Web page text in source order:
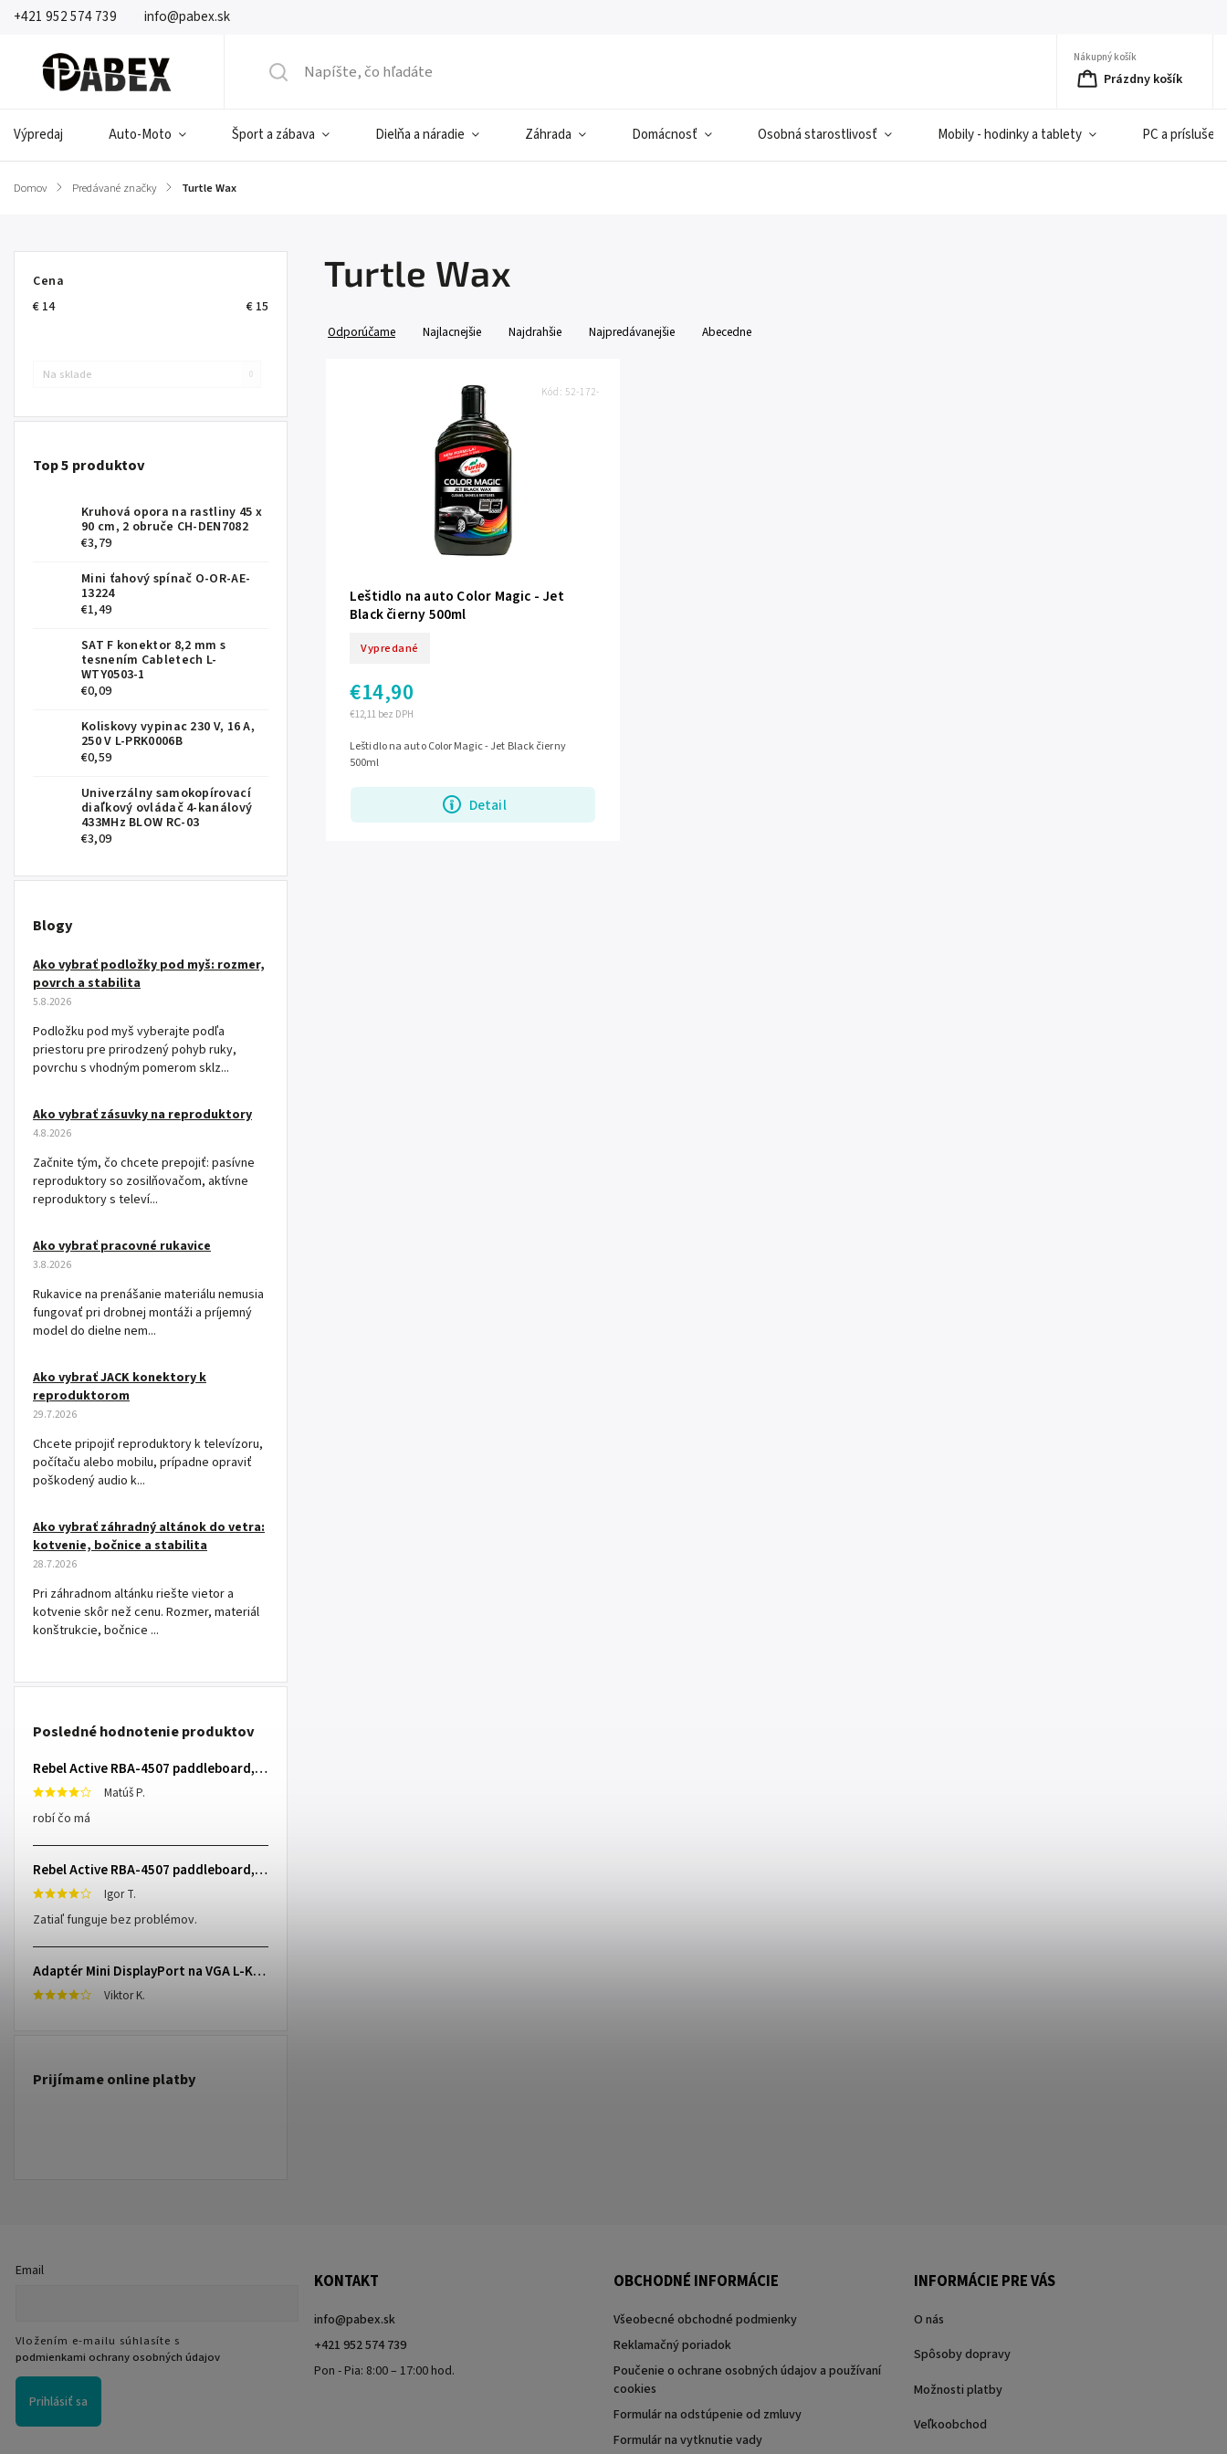
+421 952 574 739 info@pabex.sk
Nákupný košík
Prázdny košík
Výpredaj Auto-Moto Šport a zábava Dielňa a náradie Záhrada Domácnosť Osobná starostlivosť Mobily - hodinky a tablety PC a
Domov / Predávané značky / Turtle Wax
Cena
€ 14 € 15
Na sklade 0
Top 5 produktov
Kruhová opora na rastliny 45 x
90 cm, 2 obruče CH-DEN7082
€3,79
Mini ťahový spínač O-OR-AE-
13224
€1,49
SAT F konektor 8,2 mm s
tesnením Cabletech L-
WTY0503-1
€0,09
Koliskovy vypinac 230 V, 16 A,
250 V L-PRK0006B
€0,59
Univerzálny samokopírovací
diaľkový ovládač 4-kanálový
433MHz BLOW RC-03
€3,09
Blogy
Ako vybrať podložky pod myš: rozmer,
povrch a stabilita
5.8.2026
Podložku pod myš vyberajte podľa
priestoru pre prirodzený pohyb ruky,
povrchu s vhodným pomerom sklz...
Ako vybrať zásuvky na reproduktory
4.8.2026
Začnite tým, čo chcete prepojiť: pasívne
reproduktory so zosilňovačom, aktívne
reproduktory s televí...
Ako vybrať pracovné rukavice
3.8.2026
Rukavice na prenášanie materiálu nemusia
fungovať pri drobnej montáži a príjemný
model do dielne nem...
Ako vybrať JACK konektory k
reproduktorom
29.7.2026
Chcete pripojiť reproduktory k televízoru,
počítaču alebo mobilu, prípadne opraviť
poškodený audio k...
Ako vybrať záhradný altánok do vetra:
kotvenie, bočnice a stabilita
28.7.2026
Pri záhradnom altánku riešte vietor a
kotvenie skôr než cenu. Rozmer, materiál
konštrukcie, bočnice ...
Posledné hodnotenie produktov
Rebel Active RBA-4507 paddleboard, 335 cm L-RBA-4507-OR
Matúš P.
robí čo má
Rebel Active RBA-4507 paddleboard, 335 cm L-RBA-4507-OR
Igor T.
Zatiaľ funguje bez problémov.
Adaptér Mini DisplayPort na VGA L-KOM0848
Viktor K.
Prijímame online platby
Turtle Wax
Odporúčame Najlacnejšie Najdrahšie Najpredávanejšie Abecedne
Leštidlo na auto Color Magic - Jet
Black čierny 500ml
Vypredané
€12,11 bez DPH
€14,90
Detail
Leštidlo na auto Color Magic - Jet Black čierny
500ml
Kód: 52-172-
Email
Vložením e-mailu súhlasíte s
podmienkami ochrany osobných údajov
Prihlásiť sa
KONTAKT
info@pabex.sk
+421 952 574 739
Pon - Pia: 8:00 – 17:00 hod.
OBCHODNÉ INFORMÁCIE
Všeobecné obchodné podmienky
Reklamačný poriadok
Poučenie o ochrane osobných údajov a používaní
cookies
Formulár na odstúpenie od zmluvy
Formulár na vytknutie vady
INFORMÁCIE PRE VÁS
O nás
Spôsoby dopravy
Možnosti platby
Veľkoobchod